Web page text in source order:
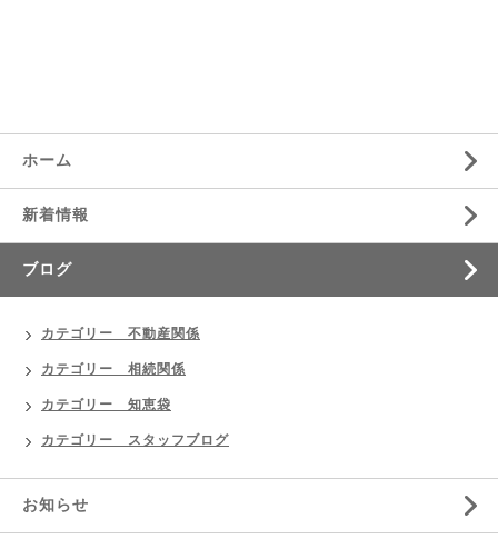
ホーム
新着情報
ブログ
カテゴリー 不動産関係
カテゴリー 相続関係
カテゴリー 知恵袋
カテゴリー スタッフブログ
お知らせ